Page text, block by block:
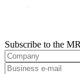
Subscribe to the